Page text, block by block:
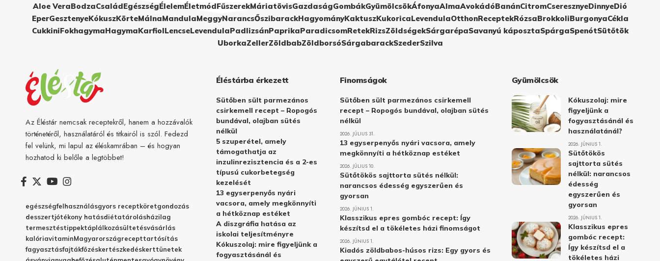
Aloe VeraBodzaCsaládEgészségÉlelemÉletmódFűszerekMáriatövisGazdaságGombákGyümölcsökÁfonyaAlmaAvokádóBanánCitromCseresznyeDinnyeDió
EperGesztenyeKókuszKörteMálnaMandulaMeggyNarancsŐszibarackHagyományKaktuszKukoricaLevendulaOtthonReceptekRózsaBrokkoliBurgonyaCékla
CukkiniFokhagymaHagymaKarfiolLencseLevendulaPadlizsánPaprikaParadicsomRetekRizsZöldségekSárgarépaSavanyú káposztaSpárgaSpenótSütőtök
UborkaZellerZöldbabZöldborsóSárgabarackSzederSzilva
Az Éléstár nemcsak receptekről, hanem a hozzávalók
történetéről, használatáról és titkairól is szól. Fedezd
fel velünk, mi lapul az éléskamrában – és hogyan
hozhatod ki belőle a legtöbbet!
egészségfelhasználásgyors receptköretgondozás
desszertjótékony hatásdiétatárolásházilag
termesztéstippektáplálkozásültetésvásárlás
kalóriavitaminMagyarországrecepttartósítás
fagyasztásfajtákfőzéskertészkedéskerttünetek
Éléstárba érkezett
Sütőben sült parmezános
csirkemell recept – Ropogós
bundával, olajban sütés
nélkül
5 szuperétel, amely
támogathatja az
inzulinrezisztencia és a 2-es
típusú cukorbetegség
kezelését
13 egyserpenyős nyári
vacsora, amely megkönnyíti
a hétköznap estéket
A diszgráfia hatása az
iskolai teljesítményre
Kókuszolaj: mire figyeljünk a
fogyasztásánál és
Finomságok
Sütőben sült parmezános csirkemell
recept – Ropogós bundával, olajban sütés
nélkül
2026. JÚLIUS 31.
13 egyserpenyős nyári vacsora, amely
megkönnyíti a hétköznap estéket
2026. JÚLIUS 10.
Sütőtökös sajttorta sütés nélkül:
narancsos édesség egyszerűen és
gyorsan
2026. JÚNIUS 1.
Klasszikus epres gombóc recept: Így
készítsd el a tökéletes házi finomságot
2026. JÚNIUS 1.
Kiadós zöldbabos-húsos rizs: Egy gyors és
Gyümölcsök
Kókuszolaj: mire
figyeljünk a
fogyasztásánál és
használatánál?
2026. JÚNIUS 1.
Sütőtökös
sajttorta sütés
nélkül: narancsos
édesség
egyszerűen és
gyorsan
2026. JÚNIUS 1.
Klasszikus epres
gombóc recept:
Így készítsd el a
tökéletes házi